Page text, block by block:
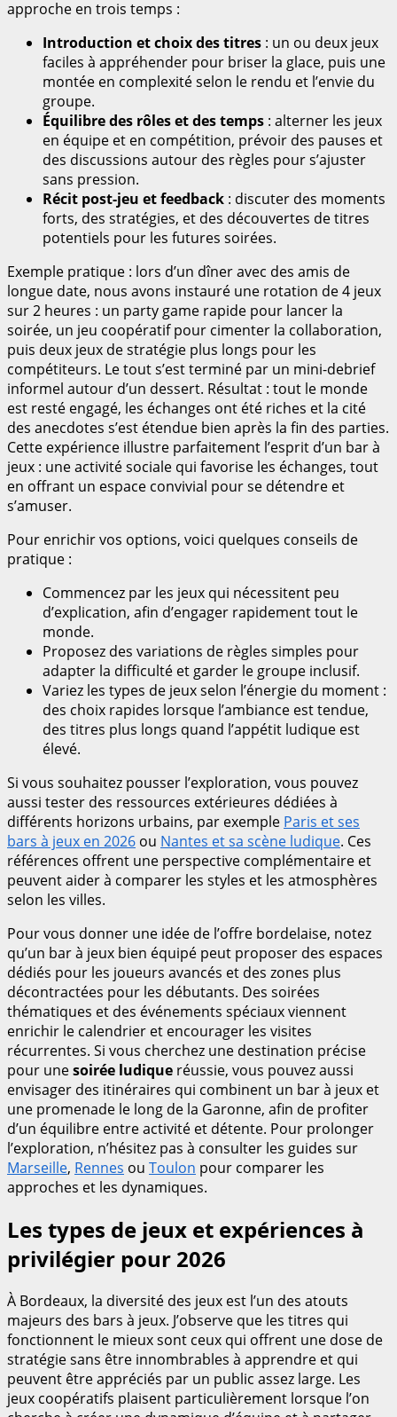
approche en trois temps :
Introduction et choix des titres : un ou deux jeux
faciles à appréhender pour briser la glace, puis une
montée en complexité selon le rendu et l’envie du
groupe.
Équilibre des rôles et des temps : alterner les jeux
en équipe et en compétition, prévoir des pauses et
des discussions autour des règles pour s’ajuster
sans pression.
Récit post-jeu et feedback : discuter des moments
forts, des stratégies, et des découvertes de titres
potentiels pour les futures soirées.
Exemple pratique : lors d’un dîner avec des amis de
longue date, nous avons instauré une rotation de 4 jeux
sur 2 heures : un party game rapide pour lancer la
soirée, un jeu coopératif pour cimenter la collaboration,
puis deux jeux de stratégie plus longs pour les
compétiteurs. Le tout s’est terminé par un mini-debrief
informel autour d’un dessert. Résultat : tout le monde
est resté engagé, les échanges ont été riches et la cité
des anecdotes s’est étendue bien après la fin des parties.
Cette expérience illustre parfaitement l’esprit d’un bar à
jeux : une activité sociale qui favorise les échanges, tout
en offrant un espace convivial pour se détendre et
s’amuser.
Pour enrichir vos options, voici quelques conseils de
pratique :
Commencez par les jeux qui nécessitent peu
d’explication, afin d’engager rapidement tout le
monde.
Proposez des variations de règles simples pour
adapter la difficulté et garder le groupe inclusif.
Variez les types de jeux selon l’énergie du moment :
des choix rapides lorsque l’ambiance est tendue,
des titres plus longs quand l’appétit ludique est
élevé.
Si vous souhaitez pousser l’exploration, vous pouvez
aussi tester des ressources extérieures dédiées à
différents horizons urbains, par exemple Paris et ses
bars à jeux en 2026 ou Nantes et sa scène ludique. Ces
références offrent une perspective complémentaire et
peuvent aider à comparer les styles et les atmosphères
selon les villes.
Pour vous donner une idée de l’offre bordelaise, notez
qu’un bar à jeux bien équipé peut proposer des espaces
dédiés pour les joueurs avancés et des zones plus
décontractées pour les débutants. Des soirées
thématiques et des événements spéciaux viennent
enrichir le calendrier et encourager les visites
récurrentes. Si vous cherchez une destination précise
pour unesoirée ludique réussie, vous pouvez aussi
envisager des itinéraires qui combinent un bar à jeux et
une promenade le long de la Garonne, afin de profiter
d’un équilibre entre activité et détente. Pour prolonger
l’exploration, n’hésitez pas à consulter les guides sur
Marseille, Rennes ou Toulon pour comparer les
approches et les dynamiques.
Les types de jeux et expériences à
privilégier pour 2026
À Bordeaux, la diversité des jeux est l’un des atouts
majeurs des bars à jeux. J’observe que les titres qui
fonctionnent le mieux sont ceux qui offrent une dose de
stratégie sans être innombrables à apprendre et qui
peuvent être appréciés par un public assez large. Les
jeux coopératifs plaisent particulièrement lorsque l’on